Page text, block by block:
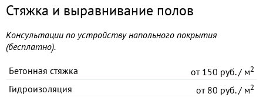
Стяжка и выравнивание полов
Консультации по устройству напольного покрытия
(бесплатно).
Бетонная стяжка от150 руб. / м2
Гидроизоляция от80 руб. / м2